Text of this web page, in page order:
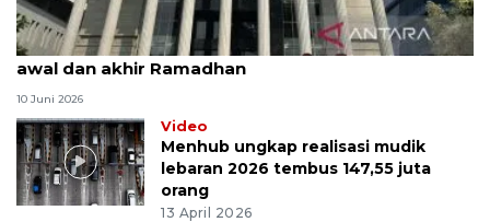
MK uji materi UU Peradilan Agama perihal isbat
awal dan akhir Ramadhan
10 Juni 2026
Video
Menhub ungkap realisasi mudik
lebaran 2026 tembus 147,55 juta
orang
13 April 2026